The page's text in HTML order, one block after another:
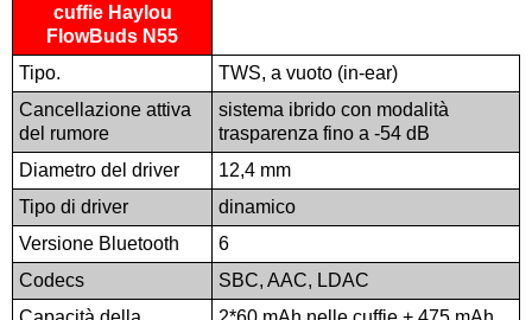
cuffie Haylou
FlowBuds N55
Tipo.
TWS, a vuoto (in-ear)
Cancellazione attiva
del rumore
sistema ibrido con modalità
trasparenza fino a -54 dB
Diametro del driver
12,4 mm
Tipo di driver
dinamico
Versione Bluetooth
6
Codecs
SBC, AAC, LDAC